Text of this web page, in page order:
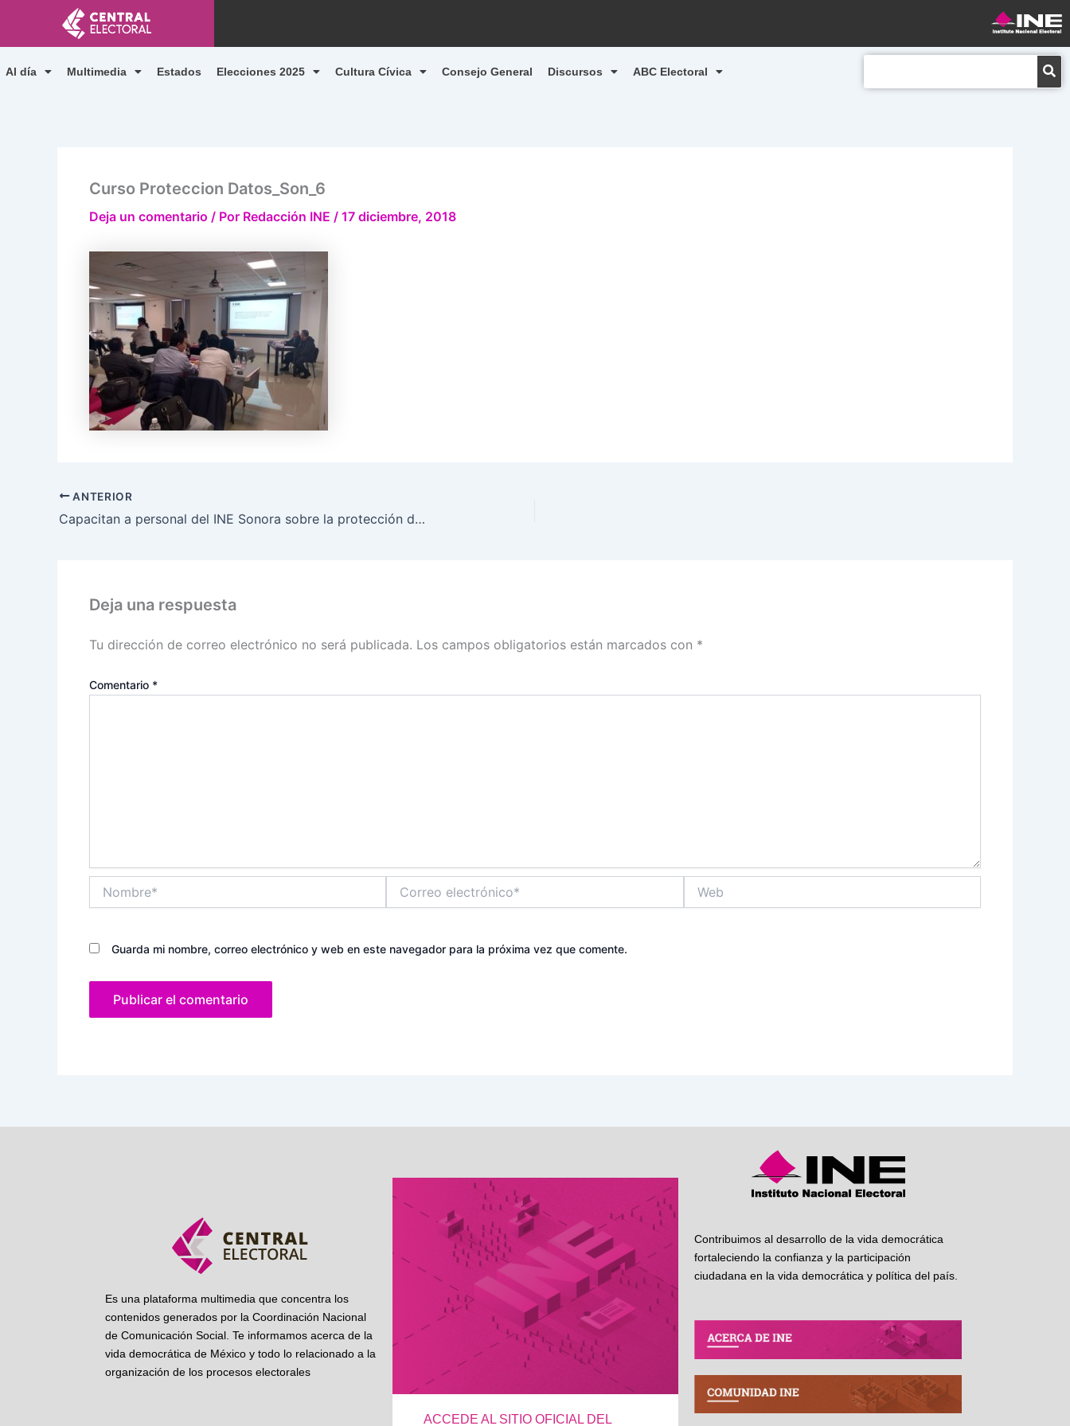
contenido
Al día Multimedia Estados Elecciones 2025 Cultura Cívica Consejo General Discursos ABC Electoral
Curso Proteccion Datos_Son_6
Deja un comentario / Por Redacción INE / 17 diciembre, 2018
ANTERIOR
Capacitan a personal del INE Sonora sobre la protección de datos personales
Deja una respuesta
Tu dirección de correo electrónico no será publicada. Los campos obligatorios están marcados con *
Comentario *
electrónico*
Guarda mi nombre, correo electrónico y web en este navegador para la próxima vez que comente.
Es una plataforma multimedia que concentra los
contenidos generados por la Coordinación Nacional
de Comunicación Social. Te informamos acerca de la
vida democrática de México y todo lo relacionado a la
organización de los procesos electorales
ACCEDE AL SITIO OFICIAL DEL
Contribuimos al desarrollo de la vida democrática
fortaleciendo la confianza y la participación
ciudadana en la vida democrática y política del país.